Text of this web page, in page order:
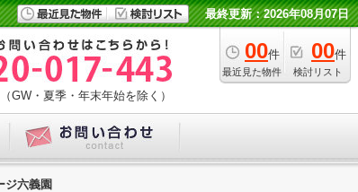
最終更新：2026年08月07日
00件
最近見た物件
00件
検討リスト
GW・夏季・年末年始を除く）
ジ六義園